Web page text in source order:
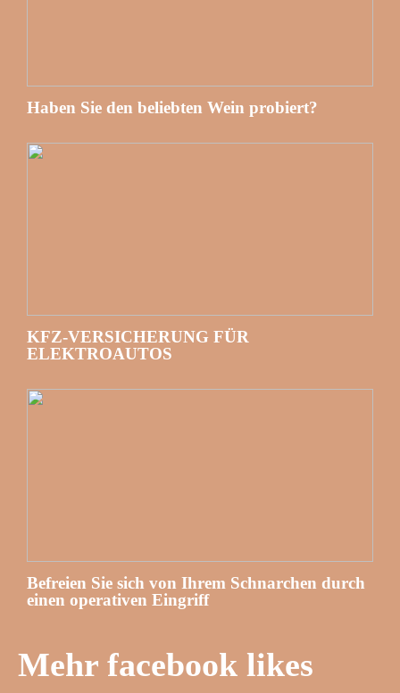
Haben Sie den beliebten Wein probiert?
KFZ-VERSICHERUNG FÜR
ELEKTROAUTOS
Befreien Sie sich von Ihrem Schnarchen durch
einen operativen Eingriff
Mehr facebook likes